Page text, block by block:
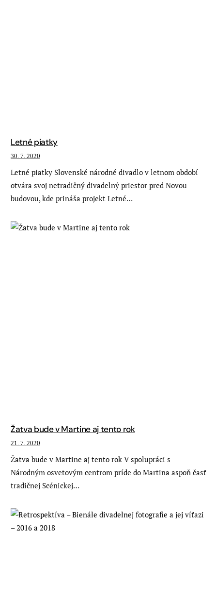
Letné piatky
30. 7. 2020
Letné piatky Slovenské národné divadlo v letnom období
otvára svoj netradičný divadelný priestor pred Novou
budovou, kde prináša projekt Letné…
Žatva bude v Martine aj tento rok
21. 7. 2020
Žatva bude v Martine aj tento rok V spolupráci s
Národným osvetovým centrom príde do Martina aspoň časť
tradičnej Scénickej…